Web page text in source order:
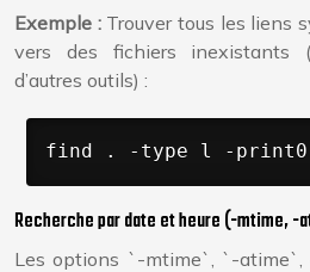
Exemple : Trouver tous les liens
vers des fichiers inexistants
d’autres outils) :
find . -type l -
Recherche par date et heure (-mtime,
Les options `-mtime`, `-